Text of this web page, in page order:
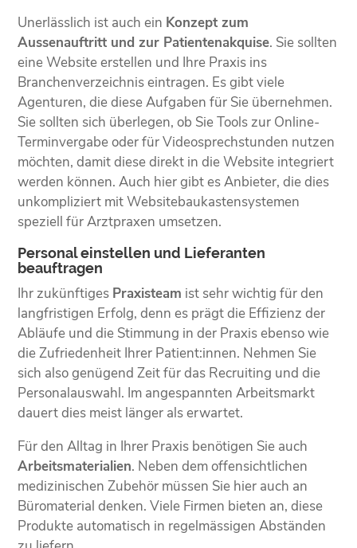
Unerlässlich ist auch ein Konzept zum
Aussenauftritt und zur Patientenakquise. Sie sollten
eine Website erstellen und Ihre Praxis ins
Branchenverzeichnis eintragen. Es gibt viele
Agenturen, die diese Aufgaben für Sie übernehmen.
Sie sollten sich überlegen, ob Sie Tools zur Online-
Terminvergabe oder für Videosprechstunden nutzen
möchten, damit diese direkt in die Website integriert
werden können. Auch hier gibt es Anbieter, die dies
unkompliziert mit Websitebaukastensystemen
speziell für Arztpraxen umsetzen.
Personal einstellen und Lieferanten
beauftragen
Ihr zukünftiges Praxisteam ist sehr wichtig für den
langfristigen Erfolg, denn es prägt die Effizienz der
Abläufe und die Stimmung in der Praxis ebenso wie
die Zufriedenheit Ihrer Patient:innen. Nehmen Sie
sich also genügend Zeit für das Recruiting und die
Personalauswahl. Im angespannten Arbeitsmarkt
dauert dies meist länger als erwartet.
Für den Alltag in Ihrer Praxis benötigen Sie auch
Arbeitsmaterialien. Neben dem offensichtlichen
medizinischen Zubehör müssen Sie hier auch an
Büromaterial denken. Viele Firmen bieten an, diese
Produkte automatisch in regelmässigen Abständen